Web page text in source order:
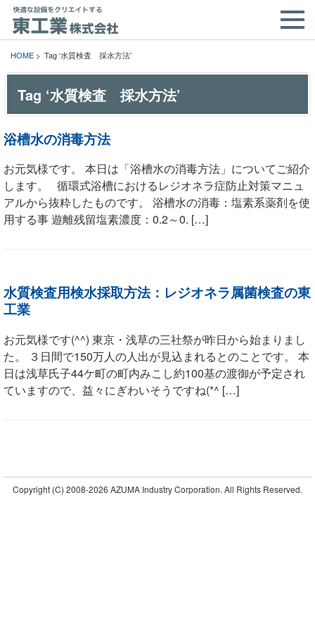
HOME > Tag ‘水質検査 採水方法’
Tag ‘水質検査 採水方法’
浴槽水の消毒方法
お元気様です。 本日は「浴槽水の消毒方法」についてご紹介
します。 循環式浴槽におけるレジオネラ症防止対策マニュ
アルから抜粋したものです。 浴槽水の消毒：塩素系薬剤を使
用する事 遊離残留塩素濃度：0.2～0. […]
水質検査用検水採取方法：レジオネラ属菌検査の東
工業
お元気様です(^^) 東京・浅草の三社祭が昨日から始まりまし
た。 ３日間で150万人の人出が見込まれるとのことです。 本
日は浅草氏子44ケ町の町内みこし約100基の渡御が予定され
ていますので、益々にぎわいそうですね(*^ […]
Copyright (C) 2008-2026 AZUMA Industry Corporation. All Rights Reserved.